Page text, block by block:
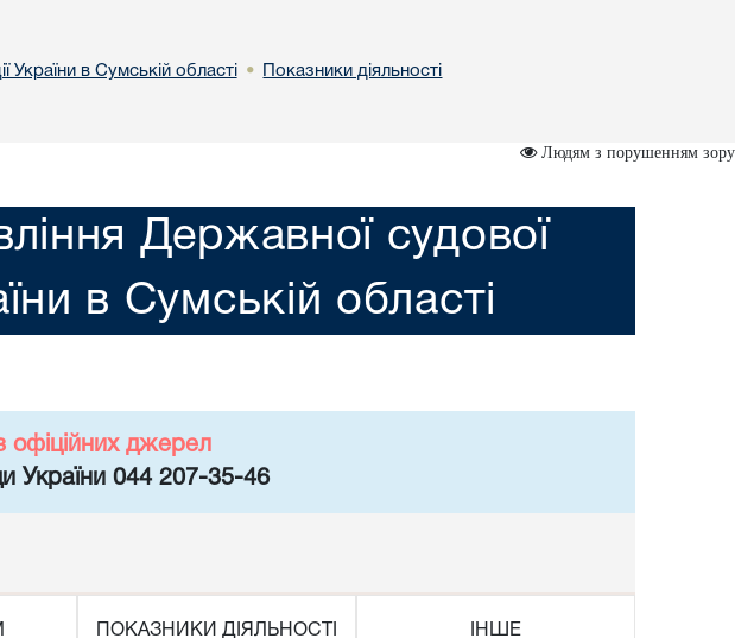
України в Сумській областi • Показники діяльності
Людям з порушенням зору
Державної судової
в Сумській областi
джерел
України 044 207-35-46
ПОКАЗНИКИ ДІЯЛЬНОСТІ ІНШЕ